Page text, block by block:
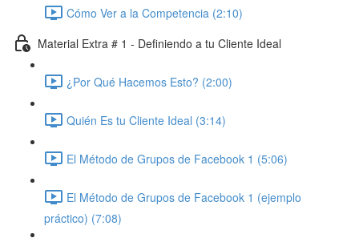
Cómo Ver a la Competencia (2:10)
Material Extra # 1 - Definiendo a tu Cliente Ideal
¿Por Qué Hacemos Esto? (2:00)
Quién Es tu Cliente Ideal (3:14)
El Método de Grupos de Facebook 1 (5:06)
El Método de Grupos de Facebook 1 (ejemplo
práctico) (7:08)